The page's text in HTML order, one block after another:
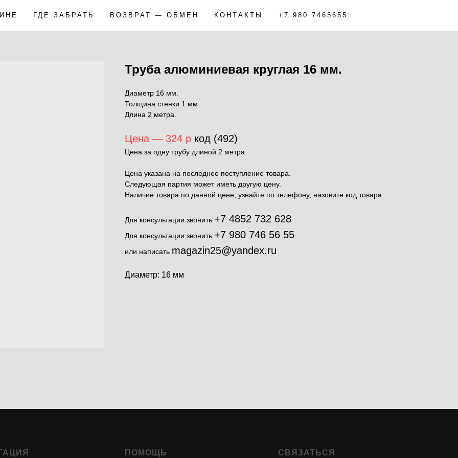
ГДЕ ЗАБРАТЬ ВОЗВРАТ — ОБМЕН КОНТАКТЫ +7 980 7465655
Труба алюминиевая круглая 16 мм.
Диаметр 16 мм.
Толщина стенки 1 мм.
Длина 2 метра.
Цена — 324 р код (492)
Цена за одну трубу длиной 2 метра.
Цена указана на последнее поступление товара.
Следующая партия может иметь другую цену.
Наличие товара по данной цене, узнайте по телефону, назовите код товара.
Для консультации звонить +7 4852 732 628
Для консультации звонить +7 980 746 56 55
или написать magazin25@yandex.ru
Диаметр: 16 мм
ПОМОЩЬ СВЯЗАТЬСЯ